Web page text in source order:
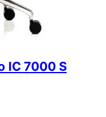
IC 7000 S